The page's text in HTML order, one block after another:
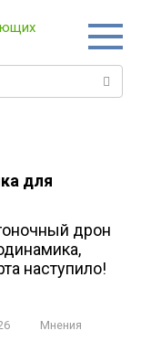
для
дрон
наступило!
Мнения